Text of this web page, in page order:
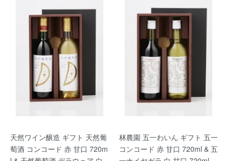
天然ワイン醸造 ギフト 天然葡
萄酒 コンコード 赤 甘口 720m
林農園 五一わいん ギフト 五一
コンコード 赤 甘口 720ml & 五